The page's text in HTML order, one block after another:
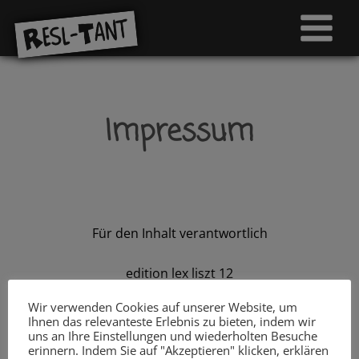
Impressum
Für den Inhalt verantwortlich
edition lex liszt 12
Mail:info@lexliszt12.at
7400 Oberwart / Österreich
Wir verwenden Cookies auf unserer Website, um
Ihnen das relevanteste Erlebnis zu bieten, indem wir
uns an Ihre Einstellungen und wiederholten Besuche
erinnern. Indem Sie auf "Akzeptieren" klicken, erklären